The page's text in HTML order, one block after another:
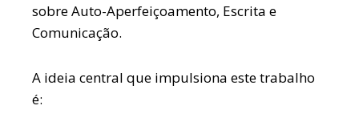
sobre Auto-Aperfeiçoamento, Escrita e
Comunicação.
A ideia central que impulsiona este trabalho
é: